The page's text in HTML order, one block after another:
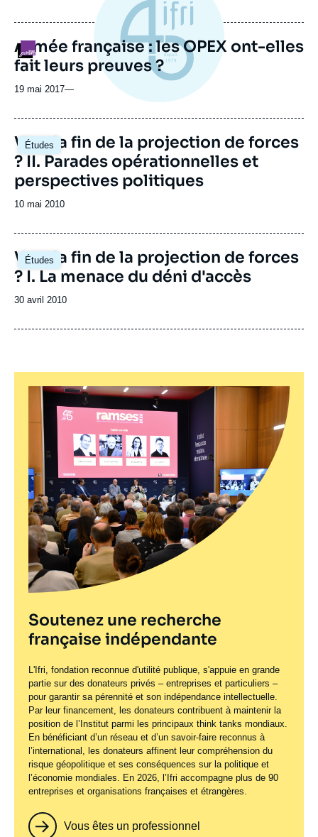
Logo
Armée française : les OPEX ont-elles
fait leurs preuves ?
19 mai 2017—
Études
Vers la fin de la projection de forces
? II. Parades opérationnelles et
perspectives politiques
Date
publication
10 mai 2010
Études
Vers la fin de la projection de forces
? I. La menace du déni d'accès
Date
publication
30 avril 2010
Soutenez une recherche
française indépendante
L'Ifri, fondation reconnue d'utilité publique, s'appuie en grande
partie sur des donateurs privés – entreprises et particuliers –
pour garantir sa pérennité et son indépendance intellectuelle.
Par leur financement, les donateurs contribuent à maintenir la
position de l’Institut parmi les principaux think tanks mondiaux.
En bénéficiant d’un réseau et d’un savoir-faire reconnus à
l’international, les donateurs affinent leur compréhension du
risque géopolitique et ses conséquences sur la politique et
l’économie mondiales. En 2026, l’Ifri accompagne plus de 90
entreprises et organisations françaises et étrangères.
Vous êtes un professionnel